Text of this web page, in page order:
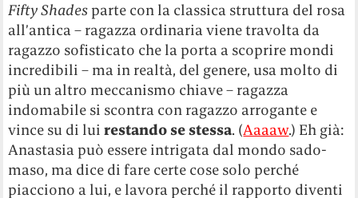
Fifty Shades parte con la classica struttura del rosa
all’antica – ragazza ordinaria viene travolta da
ragazzo sofisticato che la porta a scoprire mondi
incredibili – ma in realtà, del genere, usa molto di
più un altro meccanismo chiave – ragazza
indomabile si scontra con ragazzo arrogante e
vince su di luirestando se stessa. (Aaaaw.) Eh già:
Anastasia può essere intrigata dal mondo sado-
maso, ma dice di fare certe cose solo perché
piacciono a lui, e lavora perché il rapporto diventi